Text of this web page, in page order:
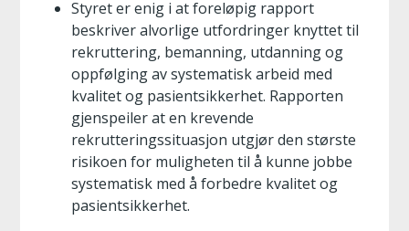
Styret er enig i at foreløpig rapport
beskriver alvorlige utfordringer knyttet til
rekruttering, bemanning, utdanning og
oppfølging av systematisk arbeid med
kvalitet og pasientsikkerhet. Rapporten
gjenspeiler at en krevende
rekrutteringssituasjon utgjør den største
risikoen for muligheten til å kunne jobbe
systematisk med å forbedre kvalitet og
pasientsikkerhet.